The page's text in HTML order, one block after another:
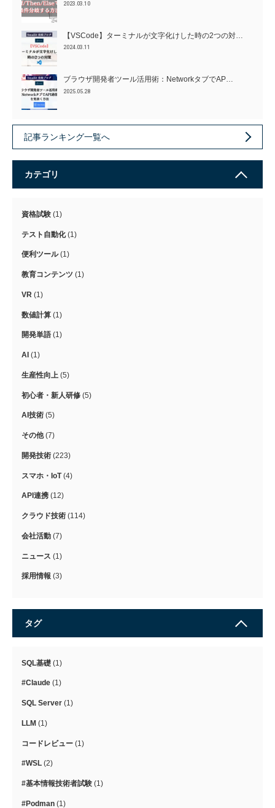
2023.03.10
【VSCode】ターミナルが文字化けした時の2つの対…
2024.03.11
ブラウザ開発者ツール活用術：NetworkタブでAP…
2025.05.28
記事ランキング一覧へ
カテゴリ
資格試験 (1)
テスト自動化(1)
便利ツール(1)
教育コンテンツ (1)
VR (1)
数値計算 (1)
開発単語 (1)
AI (1)
生産性向上 (5)
初心者・新人研修 (5)
AI技術 (5)
その他(7)
開発技術 (223)
スマホ・IoT(4)
API連携 (12)
クラウド技術 (114)
会社活動 (7)
ニュース (1)
採用情報 (3)
タグ
SQL基礎 (1)
#Claude (1)
SQL Server (1)
LLM (1)
コードレビュー (1)
#WSL (2)
#基本情報技術者試験 (1)
#Podman (1)